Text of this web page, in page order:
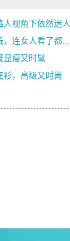
视角下依然迷人
连女人看了都...
显瘦又时髦
衫，高级又时尚